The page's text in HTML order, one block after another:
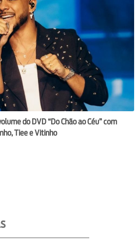
do DVD “Do Chão ao Céu” com
Tiee e Vitinho